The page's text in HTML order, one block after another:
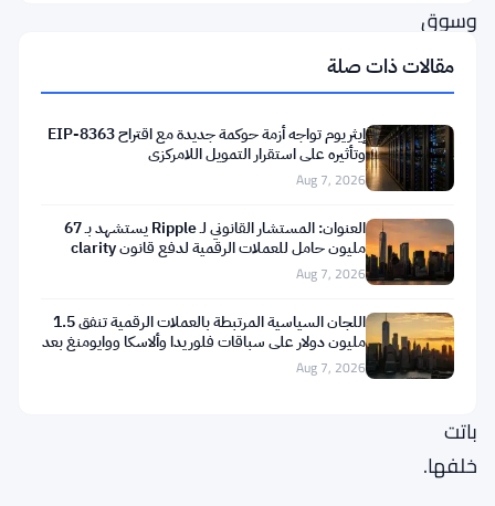
وسوق
صناديق
الاستثمار
المتداولة
(ETF)
المتنامي،
والاعتقاد
بأن
أصعب
أيام
الشبكة
باتت
خلفها.
مقالات ذات صلة
إيثريوم تواجه أزمة حوكمة جديدة مع اقتراح EIP-8363
وتأثيره على استقرار التمويل اللامركزي
Aug 7, 2026
العنوان: المستشار القانوني لـ Ripple يستشهد بـ 67
مليون حامل للعملات الرقمية لدفع قانون clarity
Aug 7, 2026
اللجان السياسية المرتبطة بالعملات الرقمية تنفق 1.5
مليون دولار على سباقات فلوريدا وألاسكا ووايومنغ بعد
تعثر
Aug 7, 2026